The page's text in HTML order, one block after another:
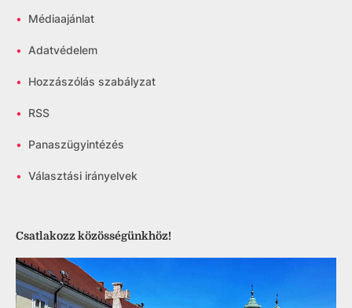
• Médiaajánlat
• Adatvédelem
• Hozzászólás szabályzat
• RSS
• Panaszügyintézés
• Választási irányelvek
Csatlakozz közösségünkhöz!